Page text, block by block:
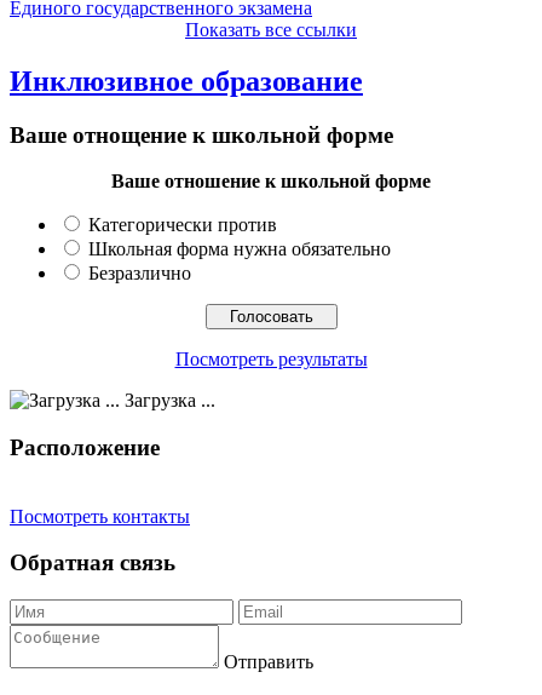
Единого государственного экзамена
Показать все ссылки
Инклюзивное образование
Ваше отнощение к школьной форме
Ваше отношение к школьной форме
Категорически против
Школьная форма нужна обязательно
Безразлично
Посмотреть результаты
Загрузка ...
Расположение
Посмотреть контакты
Обратная связь
Отправить